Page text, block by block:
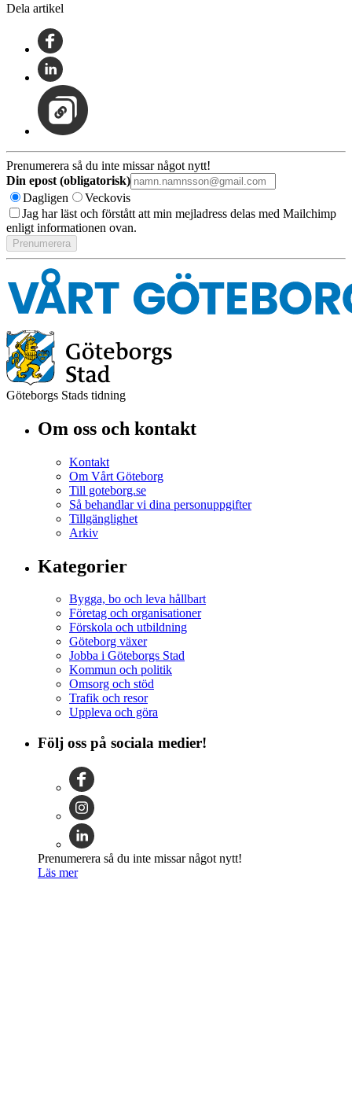
Dela artikel
Prenumerera så du inte missar något nytt!
Din epost (obligatorisk)
Dagligen
Veckovis
Jag har läst och förstått att min mejladress delas med Mailchimp
enligt informationen ovan.
Göteborgs Stads tidning
Om oss och kontakt
Kontakt
Om Vårt Göteborg
Till goteborg.se
Så behandlar vi dina personuppgifter
Tillgänglighet
Arkiv
Kategorier
Bygga, bo och leva hållbart
Företag och organisationer
Förskola och utbildning
Göteborg växer
Jobba i Göteborgs Stad
Kommun och politik
Omsorg och stöd
Trafik och resor
Uppleva och göra
Följ oss på sociala medier!
Prenumerera så du inte missar något nytt!
Läs mer